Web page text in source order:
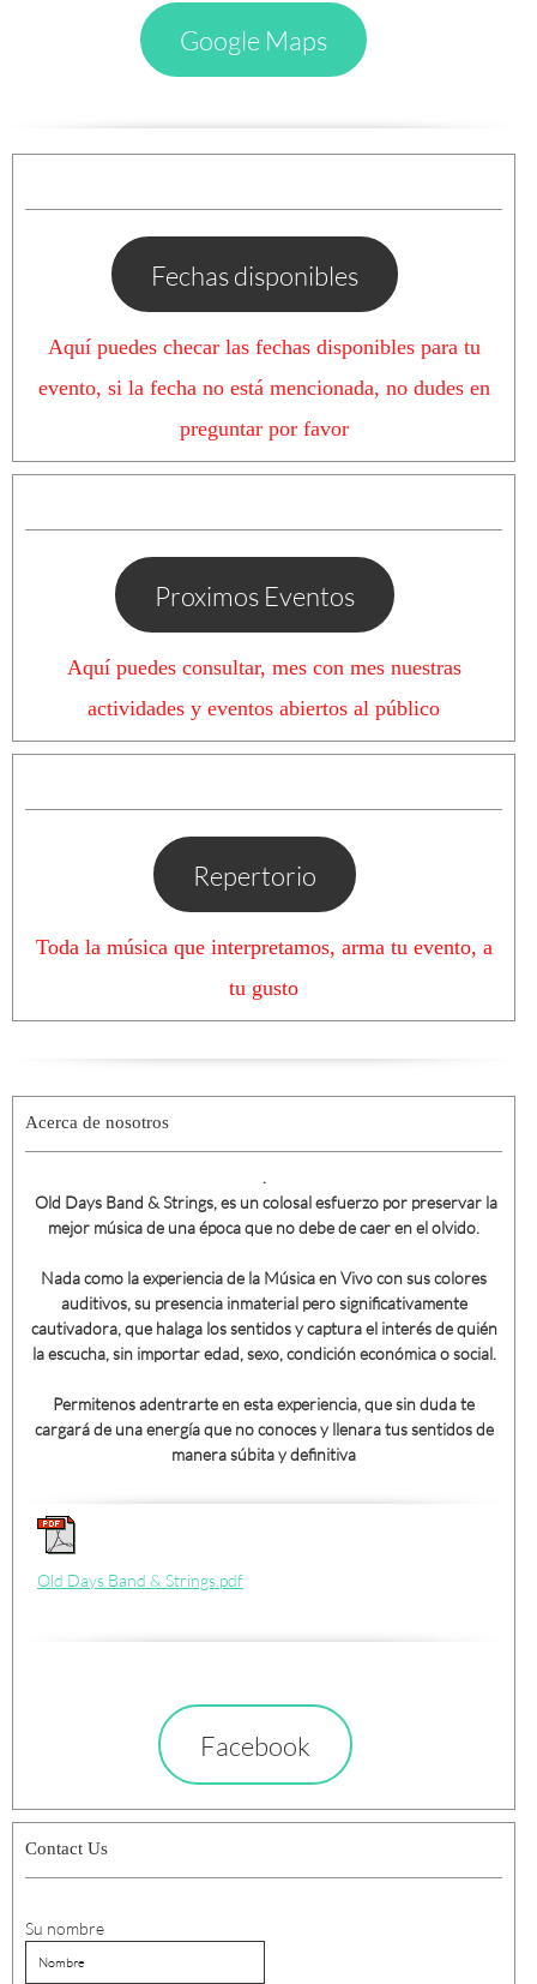
Google Maps
Fechas disponibles
Aquí puedes checar las fechas disponibles para tu
evento, si la fecha no está mencionada, no dudes en
preguntar por favor
Proximos Eventos
Aquí puedes consultar, mes con mes nuestras
actividades y eventos abiertos al público
Repertorio
Toda la música que interpretamos, arma tu evento, a
tu gusto
Acerca de nosotros
.
Old Days Band & Strings, es un colosal esfuerzo por preservar la
mejor música de una época que no debe de caer en el olvido.
Nada como la experiencia de la Música en Vivo con sus colores
auditivos, su presencia inmaterial pero significativamente
cautivadora, que halaga los sentidos y captura el interés de quién
la escucha, sin importar edad, sexo, condición económica o social.
Permitenos adentrarte en esta experiencia, que sin duda te
cargará de una energía que no conoces y llenara tus sentidos de
manera súbita y definitiva
Old Days Band & Strings.pdf
Facebook
Contact Us
Su nombre